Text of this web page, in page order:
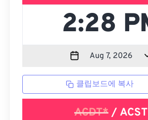
클립보드에 복사
ACDT* / ACST